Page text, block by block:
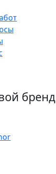
бренд